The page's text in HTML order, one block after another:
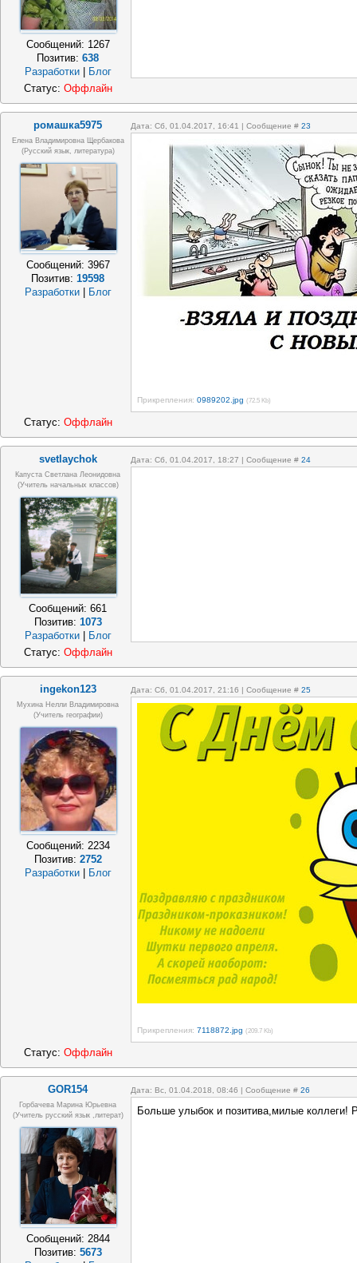
Сообщений: 1267
Позитив:638
Разработки
Блог
Статус: Оффлайн
ромашка5975 Дата: Сб, 01.04.2017, 16:41 | Сообщение # 23
Елена Владимировна Щербакова
(русский язык, литература)
Сообщений: 3967
Позитив:19598
Разработки
Блог
Прикрепления: 0989202.jpg (72.5 Kb)
Статус: Оффлайн
svetlaychok Дата: Сб, 01.04.2017, 18:27 | Сообщение # 24
Капуста Светлана Леонидовна
(учитель начальных классов)
Сообщений:661
Позитив: 1073
Разработки
Блог
Статус: Оффлайн
ingekon123 Дата: Сб, 01.04.2017, 21:16 | Сообщение # 25
Мухина Нелли Владимировна
(Учитель географии)
Сообщений: 2234
Позитив: 2752
Разработки
Блог
Прикрепления: 7118872.jpg (209.7 Kb)
Статус: Оффлайн
GOR154 Дата: Вс, 01.04.2018, 08:46 | Сообщение # 26
Горбачева Марина Юрьевна
(учитель русский язык ,литерат)
Сообщений: 2844
Позитив: 5673
Больше улыбок и позитива,милые